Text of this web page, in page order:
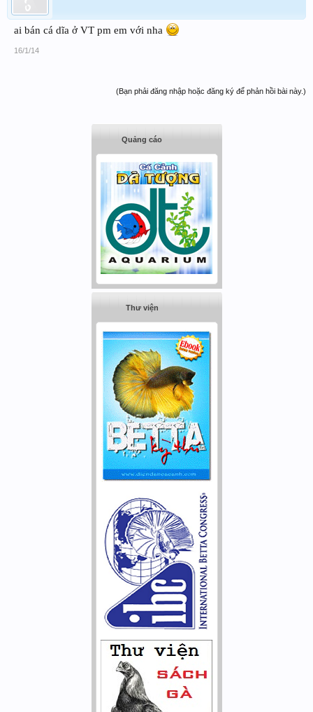
ai bán cá dĩa ở VT pm em với nha
16/1/14
(Bạn phải đăng nhập hoặc đăng ký để phản hồi bài này.)
Quảng cáo
Thư viện